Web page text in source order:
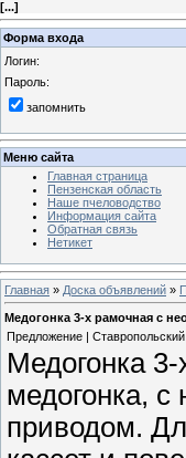
[...]
Форма входа
Логин:
Пароль:
запомнить
Меню сайта
Главная страница
Пензенская область
Наше пчеловодство
Информация сайта
Обратная связь
Нетикет
Главная » Доска объявлений »
Медогонка 3-х рамочная с
Предложение | Ставропольский
Медогонка
медогонка,
приводом.